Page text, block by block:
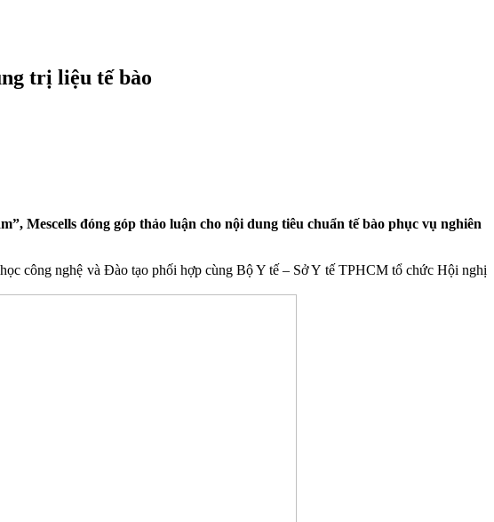
trị liệu tế bào
Mescells đóng góp thảo luận cho nội dung tiêu chuẩn tế bào phục vụ nghiên
công nghệ và Đào tạo phối hợp cùng Bộ Y tế – Sở Y tế TPHCM tổ chức Hội nghị